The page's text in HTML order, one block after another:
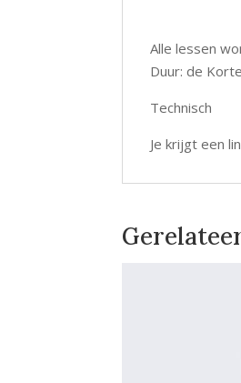
Alle lessen
Duur: de
Technisch
Je krijgt een